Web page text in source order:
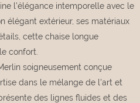
l'élégance intemporelle avec le
élégant extérieur, ses matériaux
cette chaise longue
confort.
soigneusement conçue
dans le mélange de l'art et
des lignes fluides et des